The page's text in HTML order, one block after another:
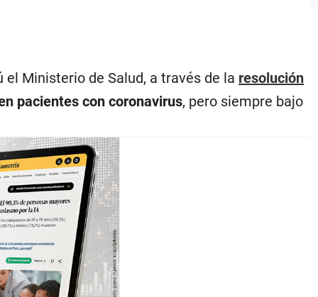
Ministerio de Salud, a través de la resolución
pacientes con coronavirus, pero siempre bajo